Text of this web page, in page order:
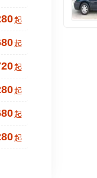
起
起
起
起
起
起